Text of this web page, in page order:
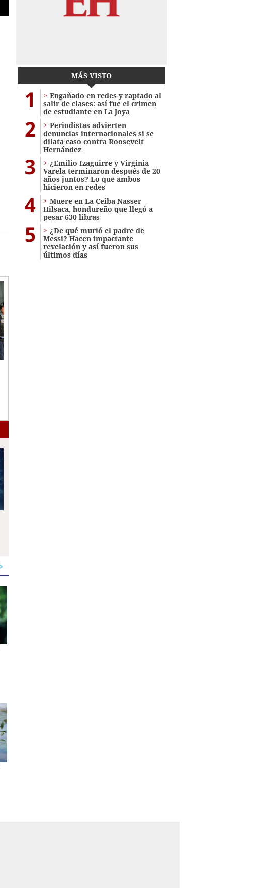
MÁS VISTO
1
Engañado en redes y raptado al
salir de clases: así fue el crimen
de estudiante en La Joya
2
Periodistas advierten
denuncias internacionales si se
dilata caso contra Roosevelt
Hernández
3
¿Emilio Izaguirre y Virginia
Varela terminaron después de 20
años juntos? Lo que ambos
hicieron en redes
4
Muere en La Ceiba Nasser
Hilsaca, hondureño que llegó a
pesar 630 libras
5
¿De qué murió el padre de
Messi? Hacen impactante
revelación y así fueron sus
últimos días